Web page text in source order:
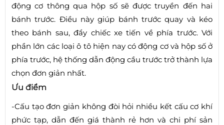
động cơ thông qua hộp số sẽ được truyền đến hai
bánh trước. Điều này giúp bánh trước quay và kéo
theo bánh sau, đẩy chiếc xe tiến về phía trước. Với
phần lớn các loại ô tô hiện nay có động cơ và hộp số ở
phía trước, hệ thống dẫn động cầu trước trở thành lựa
chọn đơn giản nhất.
Ưu điểm
-Cấu tạo đơn giản không đòi hỏi nhiều kết cấu cơ khí
phức tạp, dẫn đến giá thành rẻ hơn và chi phí sản